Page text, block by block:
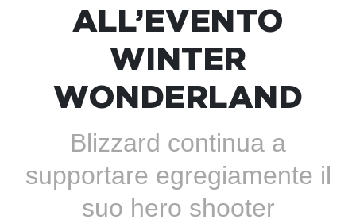
ALL’EVENTO
WINTER
WONDERLAND
Blizzard continua a
supportare egregiamente il
suo hero shooter